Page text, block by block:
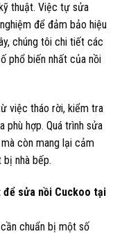
thuật. Việc tự sửa
để đảm bảo hiệu
chúng tôi chi tiết các
phổ biến nhất của nồi
việc tháo rời, kiểm tra
phù hợp. Quá trình sửa
còn mang lại cảm
nhà bếp.
để sửa nồi Cuckoo tại
chuẩn bị một số